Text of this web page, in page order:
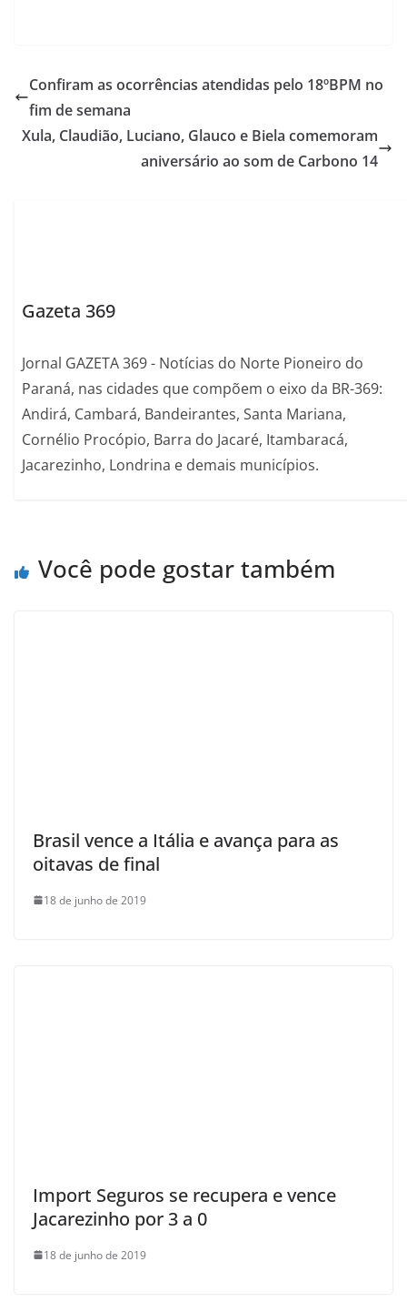
Confiram as ocorrências atendidas pelo 18ºBPM no
fim de semana
Xula, Claudião, Luciano, Glauco e Biela comemoram
aniversário ao som de Carbono 14
Gazeta 369
Jornal GAZETA 369 - Notícias do Norte Pioneiro do
Paraná, nas cidades que compõem o eixo da BR-369:
Andirá, Cambará, Bandeirantes, Santa Mariana,
Cornélio Procópio, Barra do Jacaré, Itambaracá,
Jacarezinho, Londrina e demais municípios.
Você pode gostar também
Brasil vence a Itália e avança para as
oitavas de final
18 de junho de 2019
Import Seguros se recupera e vence
Jacarezinho por 3 a 0
18 de junho de 2019